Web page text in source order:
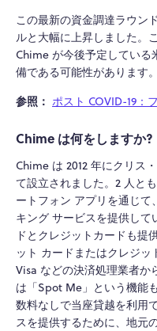
この最新の資金調達ラウン
ルと大幅に上昇しました。
Chime が今後予定している
備である可能性があります。
参照： ポスト COVID-19：
Chime は何をしますか?
Chime は 2012 年にクリス
て設立されました。2 人と
ートフォン アプリを通じ
キング サービスを提供し
ドとクレジットカードも提
ット カードまたはクレジ
Visa などの決済処理業者か
は「Spot Me」という機能
数料なしで当座貸越を利用
スを提供するために、地元